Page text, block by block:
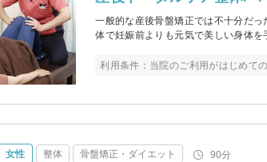
一般的な産後骨盤矯正では不十分だ
体で妊娠前よりも元気で美しい身体を
利用条件：当院のご利用がはじめて
女性 整体 骨盤矯正・ダイエット 90分